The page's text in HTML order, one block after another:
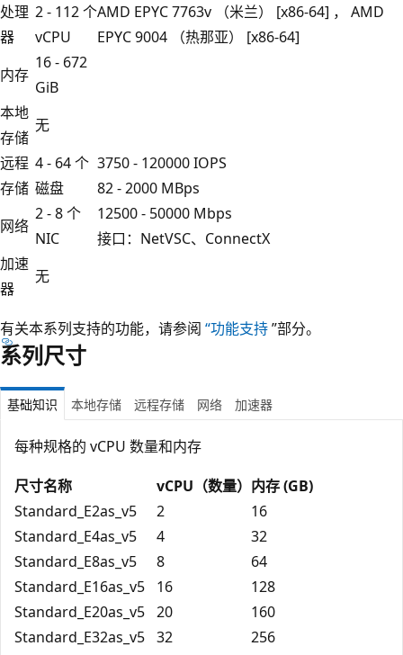
处理
器
2 - 112 个
vCPU
AMD EPYC 7763v （米兰） [x86-64] ， AMD
EPYC 9004 （热那亚） [x86-64]
内存
16 - 672
GiB
本地
存储
无
远程
存储
4 - 64 个
磁盘
3750 - 120000 IOPS
82 - 2000 MBps
网络
2 - 8 个
NIC
12500 - 50000 Mbps
接口：NetVSC、ConnectX
加速
器
无
有关本系列支持的功能，请参阅 “功能支持”部分。
系列尺寸
基础知识 本地存储 远程存储 网络 加速器
每种规格的 vCPU 数量和内存
尺寸名称
vCPU（数量） 内存 (GB)
Standard_E2as_v5
2
16
Standard_E4as_v5
4
32
Standard_E8as_v5
8
64
Standard_E16as_v5
16
128
Standard_E20as_v5 20
160
Standard_E32as_v5 32
256